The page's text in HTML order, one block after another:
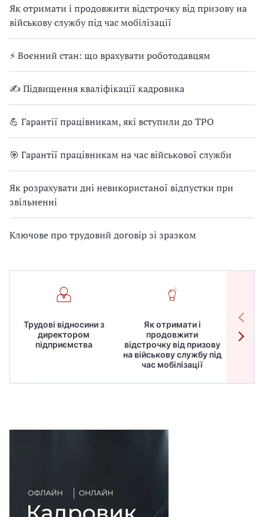
Як отримати і продовжити відстрочку від призову на
військову службу під час мобілізації
⚡ Воєнний стан: що врахувати роботодавцям
✍ Підвищення кваліфікації кадровика
💪 Гарантії працівникам, які вступили до ТРО
🎯 Гарантії працівникам на час військової служби
Як розрахувати дні невикористаної відпустки при
звільненні
Ключове про трудовий договір зі зразком
Трудові відносини з
директором
підприємства
Як отримати і
продовжити
відстрочку від призову
на військову службу під
час мобілізації